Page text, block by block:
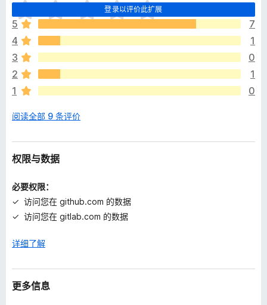
登录以评价此扩展
目
前
尚
无
评
分
5
7
4
1
3
0
2
1
1
0
阅读全部 9 条评价
权限与数据
必要权限：
访问您在 github.com 的数据
访问您在 gitlab.com 的数据
详细了解
更多信息